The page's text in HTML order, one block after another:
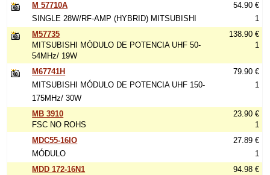
M 57710A
SINGLE 28W/RF-AMP (HYBRID) MITSUBISHI
54.90 €
1
M57735
MITSUBISHI MÓDULO DE POTENCIA UHF 50-
54MHz/ 19W
138.90 €
1
M67741H
MITSUBISHI MÓDULO DE POTENCIA UHF 150-
175MHz/ 30W
79.90 €
1
MB 3910
FSC NO ROHS
23.90 €
1
MDC55-16IO
MÓDULO
27.89 €
1
MDD 172-16N1
94.98 €